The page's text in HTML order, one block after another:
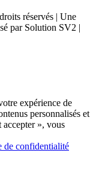
réservés | Une
par Solution SV2 |
expérience de
personnalisés et
», vous
de confidentialité